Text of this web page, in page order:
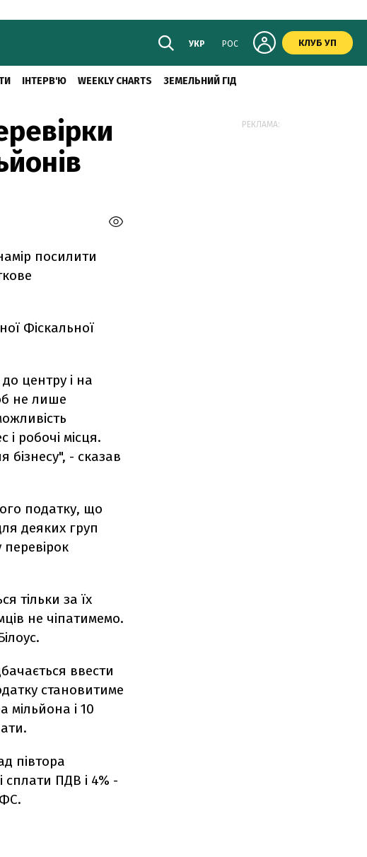
УКР РОС КЛУБ УП
ІНТЕРВ'Ю WEEKLY CHARTS ЗЕМЕЛЬНИЙ ГІД
посилити
Фіскальної
центру і на
не лише
і робочі місця.
- сказав
податку, що
деяких груп
тільки за їх
не чіпатимемо.
ввести
становитиме
мільйона і 10
півтора
сплати ПДВ і 4% -
РЕКЛАМА: